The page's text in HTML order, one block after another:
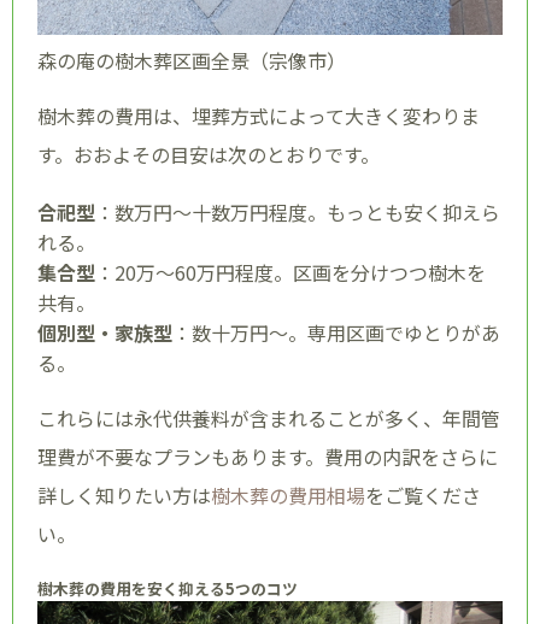
森の庵の樹木葬区画全景（宗像市）
樹木葬の費用は、埋葬方式によって大きく変わりま
す。おおよその目安は次のとおりです。
合祀型 ：数万円〜十数万円程度。もっとも安く抑えら
れる。
集合型 ：20万〜60万円程度。区画を分けつつ樹木を
共有。
個別型・家族型 ：数十万円〜。専用区画でゆとりがあ
る。
これらには永代供養料が含まれることが多く、年間管
理費が不要なプランもあります。費用の内訳をさらに
詳しく知りたい方は樹木葬の費用相場をご覧くださ
い。
樹木葬の費用を安く抑える5つのコツ